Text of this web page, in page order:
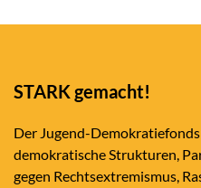
STARK gemacht!
Der Jugend-
demokratische Strukturen,
gegen Rechtsextremismus,